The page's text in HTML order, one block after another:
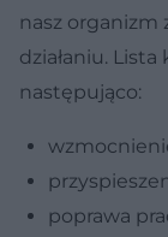
nasz
działaniu.
następująco:
poprawa